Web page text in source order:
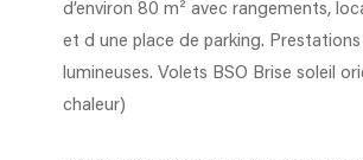
d’environ 80 m² avec rangements,
et d une place de parking.
lumineuses. Volets BSO Brise soleil
chaleur)